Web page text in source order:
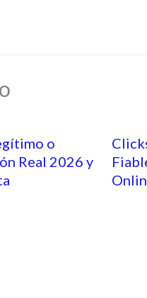
o
Real 2026 y